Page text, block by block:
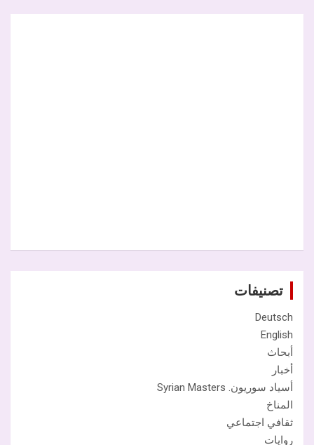
تصنيفات
Deutsch
English
أبحاث
أخبار
أسياد سوريون. Syrian Masters
المناخ
ثقافي اجتماعي
روايات